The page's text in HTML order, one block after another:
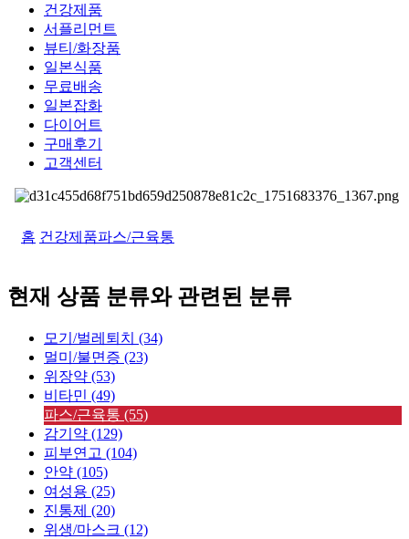
건강제품
서플리먼트
뷰티/화장품
일본식품
무료배송
일본잡화
다이어트
구매후기
고객센터
홈 건강제품파스/근육통
현재 상품 분류와 관련된 분류
모기/벌레퇴치 (34)
멀미/불면증 (23)
위장약 (53)
비타민 (49)
파스/근육통 (55)
감기약 (129)
피부연고 (104)
안약 (105)
여성용 (25)
진통제 (20)
위생/마스크 (12)